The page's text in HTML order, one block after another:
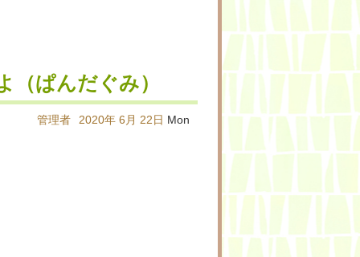
（ぱんだぐみ）
2020年 6月 22日 Mon
管理者